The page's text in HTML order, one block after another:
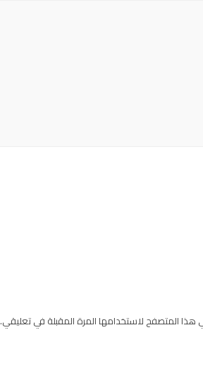
هذا المتصفح لاستخدامها المرة المقبلة في تعليقي.